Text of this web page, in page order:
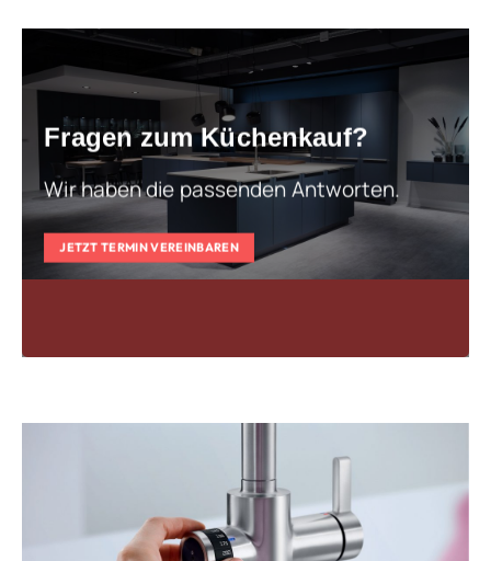
Fragen zum Küchenkauf?
Wir haben die passenden Antworten.
JETZT TERMIN VEREINBAREN